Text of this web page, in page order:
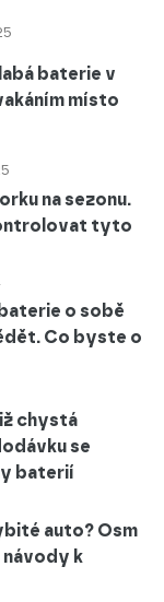
baterie v
místo
na sezonu.
tyto
o sobě
Co byste o
chystá
se
baterií
auto? Osm
k